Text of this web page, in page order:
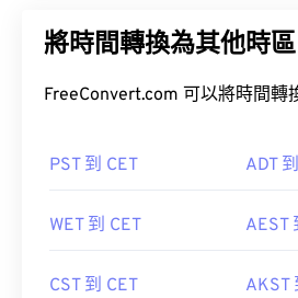
將時間轉換為其他時區
FreeConvert.com 可以將時間轉
PST 到 CET ADT
WET 到 CET AEST
CST 到 CET AKST